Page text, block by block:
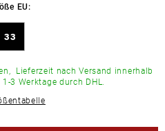
EU:
33
Lieferzeit nach Versand innerhalb
3 Werktage durch DHL.